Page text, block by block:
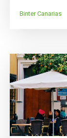
Binter Canarias